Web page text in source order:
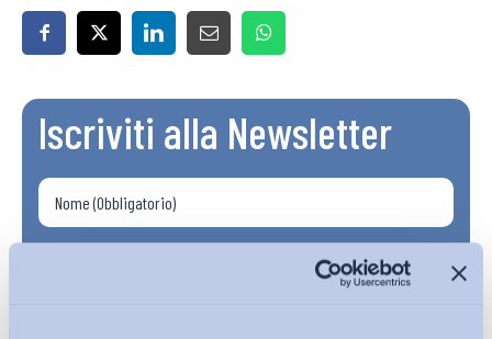
Iscriviti alla Newsletter